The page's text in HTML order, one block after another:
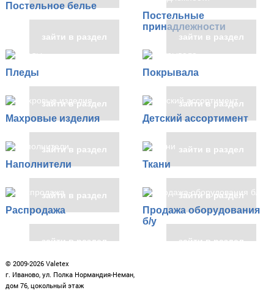
Постельное белье
зайти в раздел
Постельные
принадлежности
зайти в раздел
Пледы
зайти в раздел
Покрывала
зайти в раздел
Махровые изделия
зайти в раздел
Детский ассортимент
зайти в раздел
Наполнители
зайти в раздел
Ткани
зайти в раздел
Распродажа
зайти в раздел
Продажа оборудования
б/у
зайти в раздел
© 2009-2026 Valetex
г. Иваново, ул. Полка Нормандия-Неман,
дом 76, цокольный этаж